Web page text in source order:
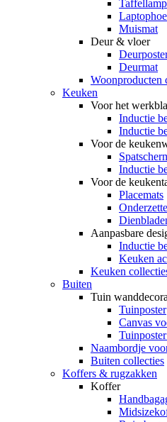
Taffellamp
Muismat
Deur & vloer
Deurmat
Woonproducten
Keuken
Voor het
Inductie
Inductie
Voor de
Inductie
Voor de
Placemats
Aanpasbare
Inductie
Keuken
Keuken
Buiten
Tuin
Tuinposter
Canvas
Naambordje
Buiten collecties
Koffers & rugzakken
Koffer